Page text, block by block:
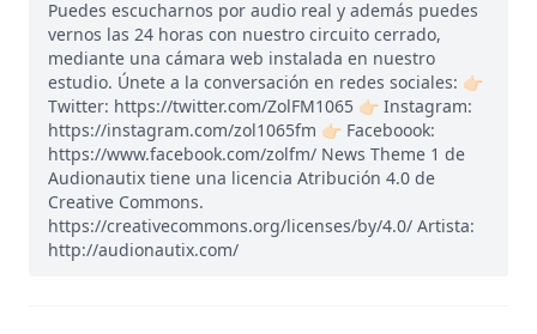
Puedes escucharnos por audio real y además puedes
vernos las 24 horas con nuestro circuito cerrado,
mediante una cámara web instalada en nuestro
estudio. Únete a la conversación en redes sociales: 👉🏻
Twitter: https://twitter.com/ZolFM1065 👉🏻 Instagram:
https://instagram.com/zol1065fm 👉🏻 Faceboook:
https://www.facebook.com/zolfm/ News Theme 1 de
Audionautix tiene una licencia Atribución 4.0 de
Creative Commons.
https://creativecommons.org/licenses/by/4.0/ Artista:
http://audionautix.com/